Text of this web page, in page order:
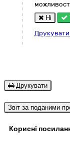
Ні
Друкувати
Друкувати
Звіт за поданими
Корисні